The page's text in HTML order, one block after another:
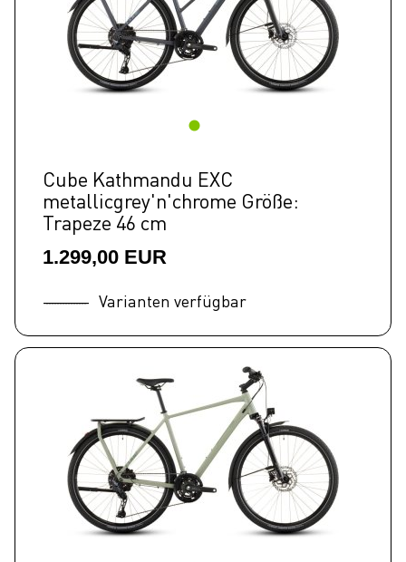
Cube Kathmandu EXC
metallicgrey'n'chrome Größe:
Trapeze 46 cm
1.299,00 EUR
Varianten verfügbar